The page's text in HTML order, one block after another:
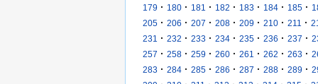
179 · 180 · 181 · 182 · 183 · 184 · 185 ·
205 · 206 · 207 · 208 · 209 · 210 · 211 ·
231
· 232 · 233 · 234 · 235 · 236 · 237 ·
257 · 258 · 259 · 260 · 261 · 262 · 263 ·
283 · 284 · 285 · 286 · 287 · 288 · 289 ·